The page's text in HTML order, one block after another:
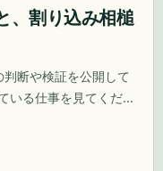
、割り込み相槌
断や検証を公開して
いる仕事を見てくださ